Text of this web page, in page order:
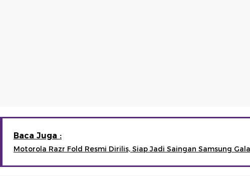
Baca Juga :
Motorola Razr Fold Resmi Dirilis, Siap Jadi Saingan Samsung